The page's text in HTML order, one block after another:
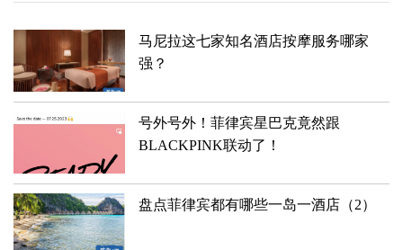
马尼拉这七家知名酒店按摩服务哪家
强？
号外号外！菲律宾星巴克竟然跟
BLACKPINK联动了！
盘点菲律宾都有哪些一岛一酒店（2）